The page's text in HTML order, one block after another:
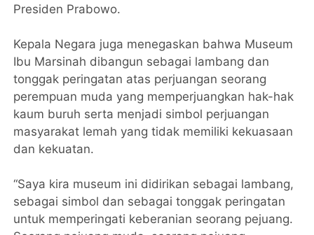
Presiden Prabowo.
Kepala Negara juga menegaskan bahwa Museum
Ibu Marsinah dibangun sebagai lambang dan
tonggak peringatan atas perjuangan seorang
perempuan muda yang memperjuangkan hak-hak
kaum buruh serta menjadi simbol perjuangan
masyarakat lemah yang tidak memiliki kekuasaan
dan kekuatan.
“Saya kira museum ini didirikan sebagai lambang,
sebagai simbol dan sebagai tonggak peringatan
untuk memperingati keberanian seorang pejuang.